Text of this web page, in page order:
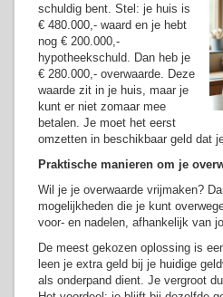
schuldig bent. Stel: je huis is
€ 480.000,- waard en je hebt
nog € 200.000,-
hypotheekschuld. Dan heb je
€ 280.000,- overwaarde. Deze
waarde zit in je huis, maar je
kunt er niet zomaar mee
betalen. Je moet het eerst
omzetten in beschikbaar geld dat
Praktische manieren om je
Wil je je overwaarde vrijmaken?
mogelijkheden die je kunt
voor- en nadelen, afhankelijk van
De meest gekozen oplossing is
leen je extra geld bij je huidige
als onderpand dient. Je vergroot